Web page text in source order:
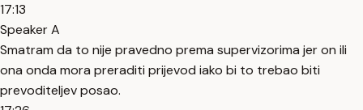
17:13
Speaker A
Smatram da to nije pravedno prema supervizorima jer on ili
ona onda mora preraditi prijevod iako bi to trebao biti
prevoditeljev posao.